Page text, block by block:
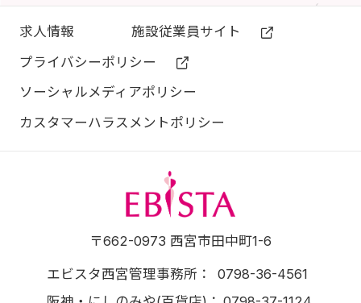
求⼈情報
施設従業員サイト
プライバシーポリシー
ソーシャルメディアポリシー
カスタマーハラスメントポリシー
〒662-0973 西宮市田中町1-6
エビスタ西宮管理事務所
0798-36-4561